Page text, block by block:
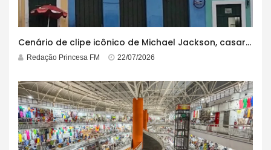
Cenário de clipe icônico de Michael Jackson, casarão azul no centro do Pelourinho enfrenta ordem de desocupação
Redação Princesa FM 22/07/2026